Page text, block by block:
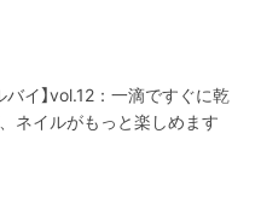
バイ】vol.12：一滴ですぐに乾
ネイルがもっと楽しめます